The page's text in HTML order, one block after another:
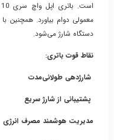
است. باتری اپل واچ سری 10 می‌تواند تا
معمولی دوام بیاورد. همچنین با
دستگاه شارژ می‌شود.
نقاط قوت باتری:
شارژدهی طولانی‌مدت
پشتیبانی از شارژ سریع
مدیریت هوشمند مصرف انرژی